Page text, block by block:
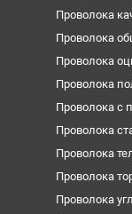
Проволока
Проволока
Проволока
Проволока
Проволока с
Проволока
Проволока
Проволока
Проволока